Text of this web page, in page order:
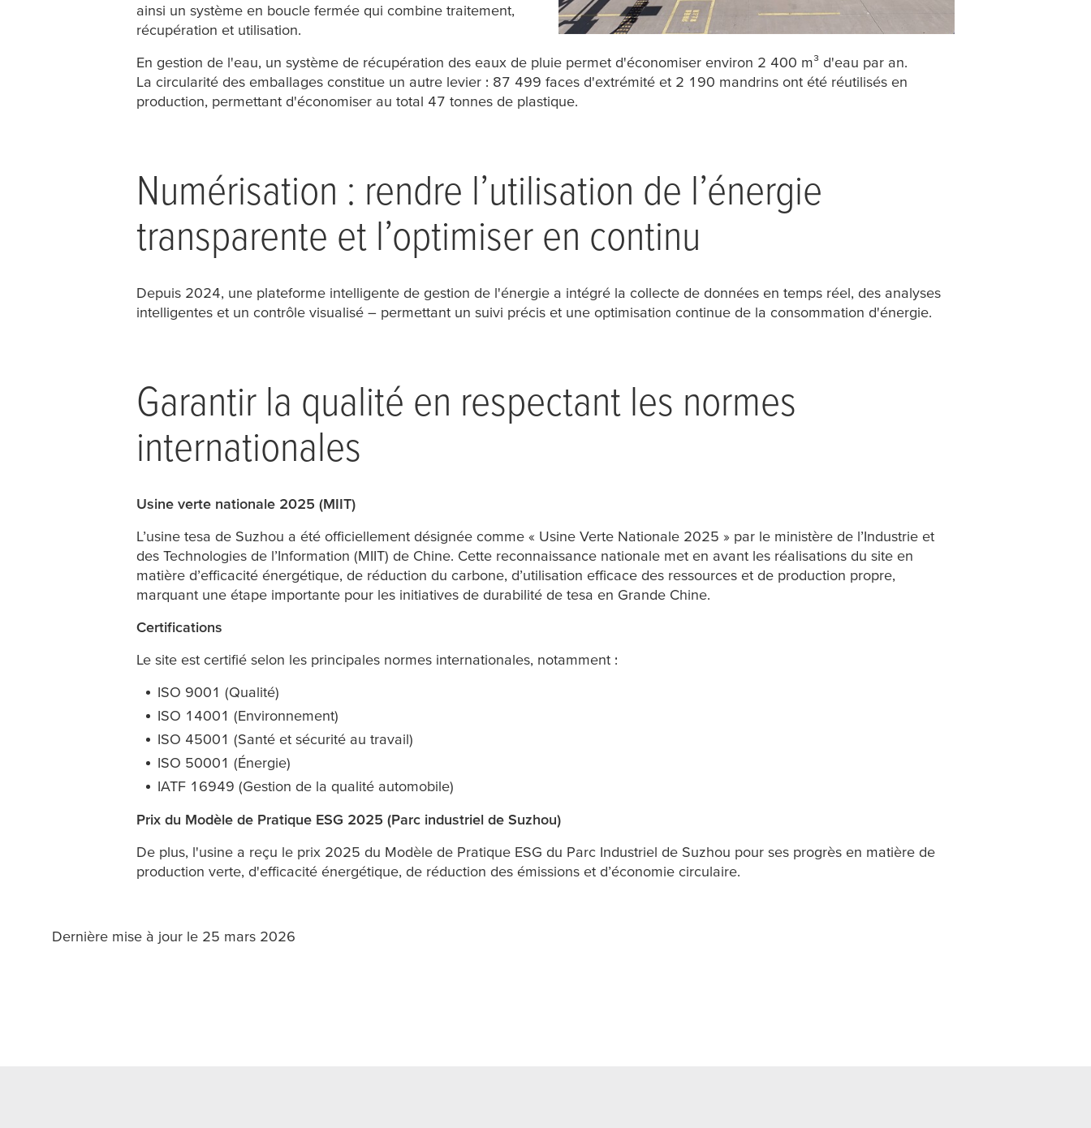
ainsi un système en boucle fermée qui combine traitement,
récupération et utilisation.
En gestion de l'eau, un système de récupération des eaux de pluie permet d'économiser environ 2 400 m³ d'eau par an.
La circularité des emballages constitue un autre levier : 87 499 faces d'extrémité et 2 190 mandrins ont été réutilisés en
production, permettant d'économiser au total 47 tonnes de plastique.
Numérisation : rendre l’utilisation de l’énergie
transparente et l’optimiser en continu
Depuis 2024, une plateforme intelligente de gestion de l'énergie a intégré la collecte de données en temps réel, des analyses
intelligentes et un contrôle visualisé – permettant un suivi précis et une optimisation continue de la consommation d'énergie.
Garantir la qualité en respectant les normes
internationales
Usine verte nationale 2025 (MIIT)
L’usine tesa de Suzhou a été officiellement désignée comme « Usine Verte Nationale 2025 » par le ministère de l’Industrie et
des Technologies de l’Information (MIIT) de Chine. Cette reconnaissance nationale met en avant les réalisations du site en
matière d’efficacité énergétique, de réduction du carbone, d’utilisation efficace des ressources et de production propre,
marquant une étape importante pour les initiatives de durabilité de tesa en Grande Chine.
Certifications
Le site est certifié selon les principales normes internationales, notamment :
ISO 9001 (Qualité)
ISO 14001 (Environnement)
ISO 45001 (Santé et sécurité au travail)
ISO 50001 (Énergie)
IATF 16949 (Gestion de la qualité automobile)
Prix du Modèle de Pratique ESG 2025 (Parc industriel de Suzhou)
De plus, l'usine a reçu le prix 2025 du Modèle de Pratique ESG du Parc Industriel de Suzhou pour ses progrès en matière de
production verte, d'efficacité énergétique, de réduction des émissions et d’économie circulaire.
Dernière mise à jour le 25 mars 2026